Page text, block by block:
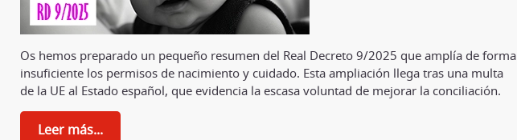
Os hemos preparado un pequeño resumen del Real Decreto 9/2025 que amplía de forma
insuficiente los permisos de nacimiento y cuidado. Esta ampliación llega tras una multa
de la UE al Estado español, que evidencia la escasa voluntad de mejorar la conciliación.
Leer más...